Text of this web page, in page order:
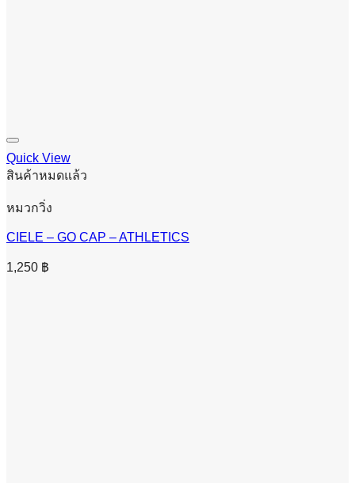
Quick View
สินค้าหมดแล้ว
หมวกวิ่ง
CIELE – GO CAP – ATHLETICS
1,250 ฿